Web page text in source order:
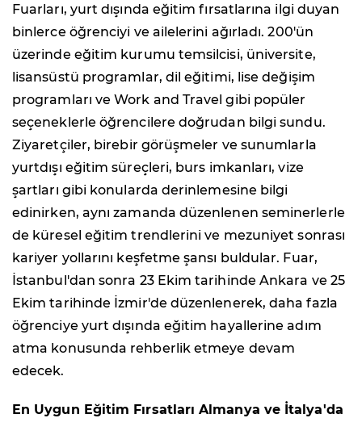
Fuarları, yurt dışında eğitim fırsatlarına ilgi duyan
binlerce öğrenciyi ve ailelerini ağırladı. 200'ün
üzerinde eğitim kurumu temsilcisi, üniversite,
lisansüstü programlar, dil eğitimi, lise değişim
programları ve Work and Travel gibi popüler
seçeneklerle öğrencilere doğrudan bilgi sundu.
Ziyaretçiler, birebir görüşmeler ve sunumlarla
yurtdışı eğitim süreçleri, burs imkanları, vize
şartları gibi konularda derinlemesine bilgi
edinirken, aynı zamanda düzenlenen seminerlerle
de küresel eğitim trendlerini ve mezuniyet sonrası
kariyer yollarını keşfetme şansı buldular. Fuar,
İstanbul'dan sonra 23 Ekim tarihinde Ankara ve 25
Ekim tarihinde İzmir'de düzenlenerek, daha fazla
öğrenciye yurt dışında eğitim hayallerine adım
atma konusunda rehberlik etmeye devam
edecek.
En Uygun Eğitim Fırsatları Almanya ve İtalya'da